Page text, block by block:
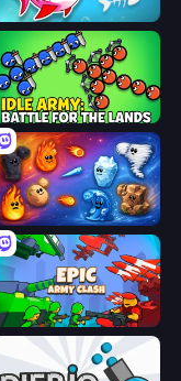
Fish Stab Getting Big
Idle Army: Battle for the Lands
Elemental Merge
Epic Army Clash